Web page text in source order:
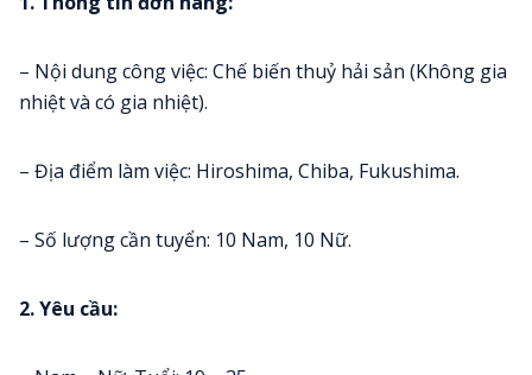
– Nội dung công việc: Chế biến thuỷ hải sản (Không gia
nhiệt và có gia nhiệt).
– Địa điểm làm việc: Hiroshima, Chiba, Fukushima.
– Số lượng cần tuyển: 10 Nam, 10 Nữ.
2. Yêu cầu: